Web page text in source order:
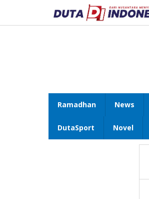
konten
Ramadhan News
DutaSport Novel